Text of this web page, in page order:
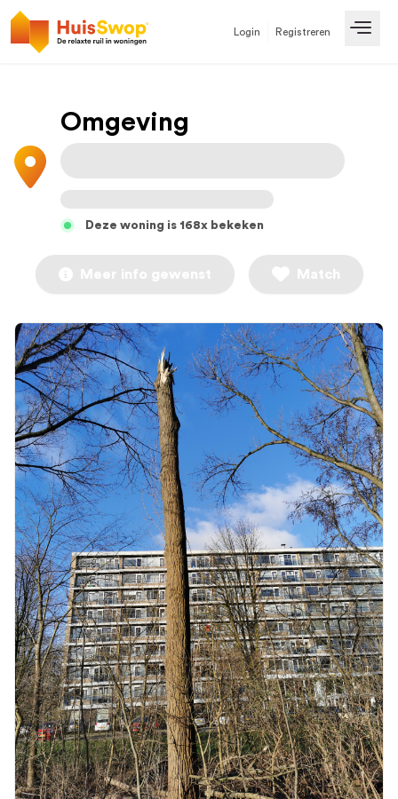
Login Registreren
Omgeving
Deze woning is 168x bekeken
Meer info gewenst Match